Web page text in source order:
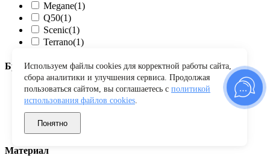
Megane(1)
Q50(1)
Scenic(1)
Terrano(1)
Бренд
LADA (1)
Nissan(3)
Renault(1)
XCITE
Материал
Используем файлы cookies для корректной работы сайта,
сбора аналитики и улучшения сервиса. Продолжая
пользоваться сайтом, вы соглашаетесь с политикой
использования файлов cookies.
Понятно